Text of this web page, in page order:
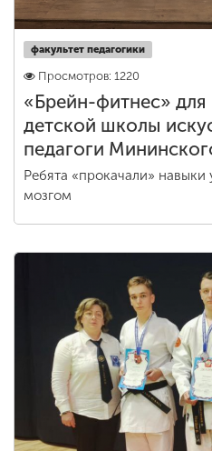
факультет педагогики
Просмотров: 1220
«Брейн-фитнес» для
детской школы
педагоги
Ребята «прокачали»
мозгом